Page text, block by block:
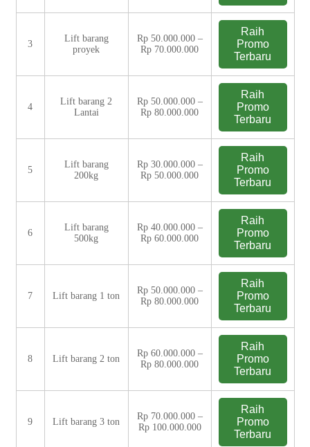
3
Lift barang
proyek
Rp 50.000.000 –
Rp 70.000.000
Raih
Promo
Terbaru
4
Lift barang 2
Lantai
Rp 50.000.000 –
Rp 80.000.000
Raih
Promo
Terbaru
5
Lift barang
200kg
Rp 30.000.000 –
Rp 50.000.000
Raih
Promo
Terbaru
6
Lift barang
500kg
Rp 40.000.000 –
Rp 60.000.000
Raih
Promo
Terbaru
7 Lift barang 1 ton
Rp 50.000.000 –
Rp 80.000.000
Raih
Promo
Terbaru
8 Lift barang 2 ton
Rp 60.000.000 –
Rp 80.000.000
Raih
Promo
Terbaru
9 Lift barang 3 ton
Rp 70.000.000 –
Rp 100.000.000
Raih
Promo
Terbaru